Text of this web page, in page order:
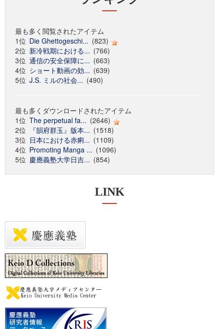
最も多く閲覧されたアイテム
1位 Die Ghettogeschi... (823)
2位 新冷戦期における... (766)
3位 通信の安全保障に... (663)
4位 ショート動画の効... (639)
5位 J.S. ミルの社会... (490)
最も多くダウンロードされたアイテム
1位 The perpetual fa... (2646)
2位
『韻府群玉』版本... (1518)
3位 日本における赤痢... (1109)
4位 Promoting Manga ... (1096)
5位 慶應義塾大学日吉... (854)
LINK